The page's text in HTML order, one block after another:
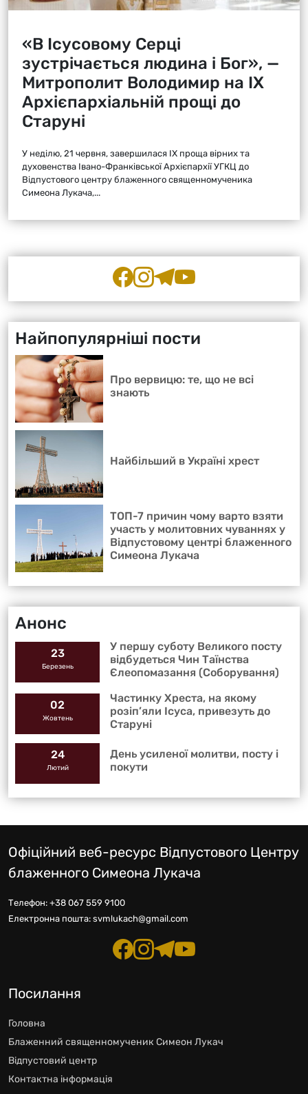
«В Ісусовому Серці
зустрічається людина і Бог», —
Митрополит Володимир на ІХ
Архієпархіальній прощі до
Старуні
У неділю, 21 червня, завершилася ІХ проща вірних та
духовенства Івано-Франківської Архієпархії УГКЦ до
Відпустового центру блаженного священномученика
Симеона Лукача,...
Найпопулярніші пости
Про вервицю: те, що не всі
знають
Найбільший в Україні хрест
ТОП-7 причин чому варто взяти
участь у молитовних чуваннях у
Відпустовому центрі блаженного
Симеона Лукача
Анонс
23
Березень
У першу суботу Великого посту
відбудеться Чин Таїнства
Єлеопомазання (Соборування)
02
Жовтень
Частинку Хреста, на якому
розіп’яли Ісуса, привезуть до
Старуні
24
Лютий
День усиленої молитви, посту і
покути
Офіційний веб-ресурс Відпустового Центру
блаженного Симеона Лукача
Телефон: +38 067 559 9100
Електронна пошта: svmlukach@gmail.com
Посилання
Головна
Блаженний священномученик Симеон Лукач
Відпустовий центр
Контактна інформація